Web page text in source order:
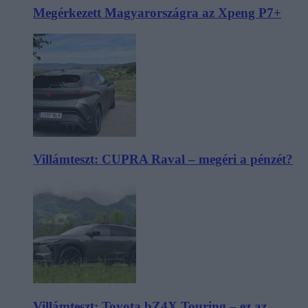
Megérkezett Magyarországra az Xpeng P7+
Villámteszt: CUPRA Raval – megéri a pénzét?